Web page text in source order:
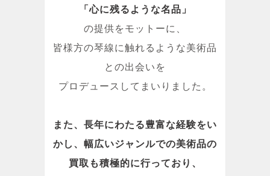
「心に残るような名品」
の提供をモットーに、
皆様方の琴線に触れるような美術品
との出会いを
プロデュースしてまいりました。
また、長年にわたる豊富な経験をい
かし、幅広いジャンルでの美術品の
買取も積極的に行っており、